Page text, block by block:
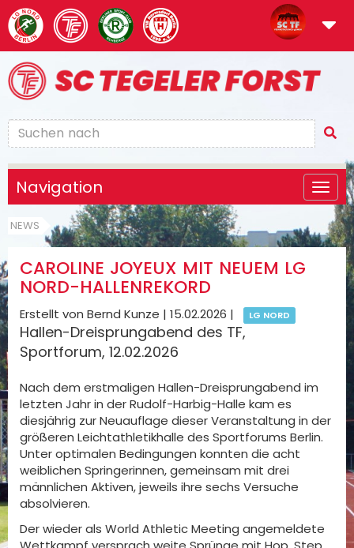
Navigation
NEWS
CAROLINE JOYEUX MIT NEUEM LG
NORD-HALLENREKORD
Erstellt von Bernd Kunze | 15.02.2026 | LG NORD
Hallen-Dreisprungabend des TF,
Sportforum, 12.02.2026
Nach dem erstmaligen Hallen-Dreisprungabend im
letzten Jahr in der Rudolf-Harbig-Halle kam es
diesjährig zur Neuauflage dieser Veranstaltung in der
größeren Leichtathletikhalle des Sportforums Berlin.
Unter optimalen Bedingungen konnten die acht
weiblichen Springerinnen, gemeinsam mit drei
männlichen Aktiven, jeweils ihre sechs Versuche
absolvieren.
Der wieder als World Athletic Meeting angemeldete